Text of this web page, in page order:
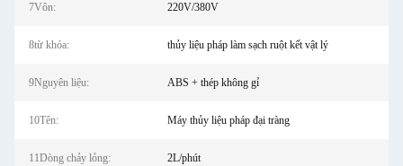
7Vôn: 220V/380V
8từ khóa: thủy liệu pháp làm sạch ruột kết vật lý
9Nguyên liệu: ABS + thép không gỉ
10Tên: Máy thủy liệu pháp đại tràng
11Dòng chảy lỏng: 2L/phút